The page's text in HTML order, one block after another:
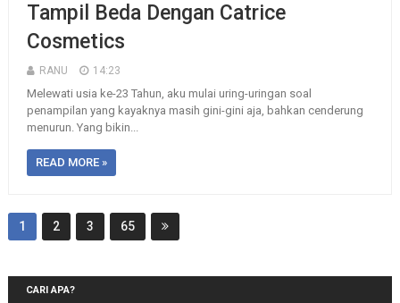
Tampil Beda Dengan Catrice
Cosmetics
RANU 14:23
Melewati usia ke-23 Tahun, aku mulai uring-uringan soal
penampilan yang kayaknya masih gini-gini aja, bahkan cenderung
menurun. Yang bikin...
READ MORE »
1 2 3 65
CARI APA?